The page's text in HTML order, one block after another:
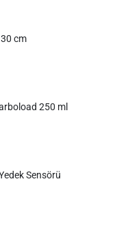
30 cm
250 ml
Sensörü